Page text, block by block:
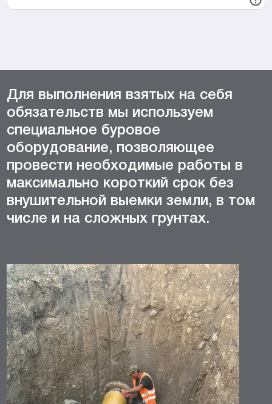
Для выполнения взятых на себя
обязательств мы используем
специальное буровое
оборудование, позволяющее
провести необходимые работы в
максимально короткий срок без
внушительной выемки земли, в том
числе и на сложных грунтах.